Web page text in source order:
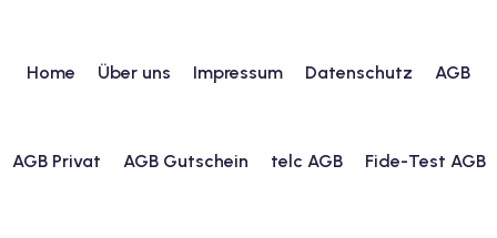
Home Über uns Impressum Datenschutz AGB
AGB Privat AGB Gutschein telc AGB Fide-Test AGB